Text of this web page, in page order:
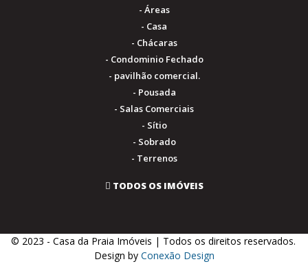
- Áreas
- Casa
- Chácaras
- Condominio Fechado
- pavilhão comercial.
- Pousada
- Salas Comerciais
- Sítio
- Sobrado
- Terrenos
TODOS OS IMÓVEIS
© 2023 - Casa da Praia Imóveis | Todos os direitos reservados.
Design byConexão Design